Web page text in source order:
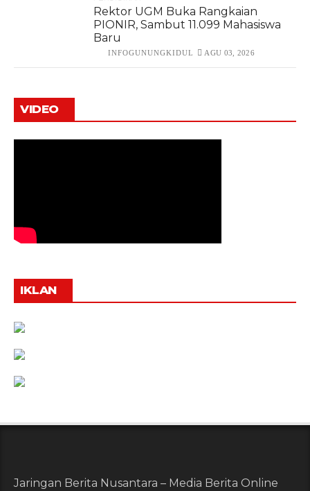
Rektor UGM Buka Rangkaian
PIONIR, Sambut 11.099 Mahasiswa
Baru
INFOGUNUNGKIDUL AGU 03, 2026
VIDEO
IKLAN
Jaringan Berita Nusantara – Media Berita Online